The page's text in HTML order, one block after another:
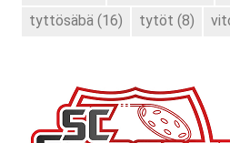
tyttösäbä (16) tytöt (8)